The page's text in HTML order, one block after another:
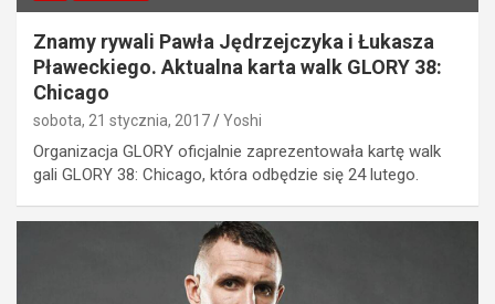
Znamy rywali Pawła Jędrzejczyka i Łukasza
Pławeckiego. Aktualna karta walk GLORY 38:
Chicago
sobota, 21 stycznia, 2017 Yoshi
Organizacja GLORY oficjalnie zaprezentowała kartę walk
gali GLORY 38: Chicago, która odbędzie się 24 lutego.